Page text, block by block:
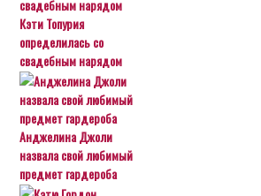
Кэти Топурия
определилась со
свадебным нарядом
Анджелина Джоли
назвала свой любимый
предмет гардероба